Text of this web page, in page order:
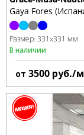
Gaya Fores
Размер: 331x331 мм
В наличии
от 3500 руб./